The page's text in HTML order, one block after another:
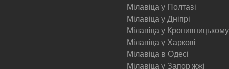
Мілавіца у Полтаві
Мілавіца у Дніпрі
Мілавіца у Кропивницькому
Мілавіца у Харкові
Мілавіца в Одесі
Мілавіца у Запоріжжі